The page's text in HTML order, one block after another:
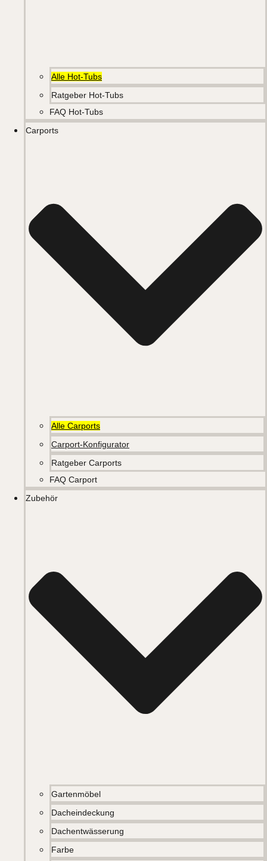
Alle Hot-Tubs
Ratgeber Hot-Tubs
FAQ Hot-Tubs
Carports
Alle Carports
Carport-Konfigurator
Ratgeber Carports
FAQ Carport
Zubehör
Gartenmöbel
Dacheindeckung
Dachentwässerung
Farbe